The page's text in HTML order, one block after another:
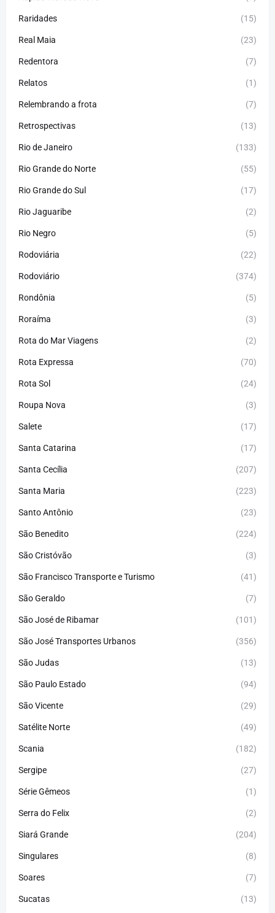
Raridades (15)
Real Maia (23)
Redentora (7)
Relatos (1)
Relembrando a frota (7)
Retrospectivas (13)
Rio de Janeiro (133)
Rio Grande do Norte (55)
Rio Grande do Sul (17)
Rio Jaguaribe (2)
Rio Negro (5)
Rodoviária (22)
Rodoviário (374)
Rondônia (5)
Roraíma (3)
Rota do Mar Viagens (2)
Rota Expressa (70)
Rota Sol (24)
Roupa Nova (3)
Salete (17)
Santa Catarina (17)
Santa Cecília (207)
Santa Maria (223)
Santo Antônio (23)
São Benedito (224)
São Cristóvão (3)
São Francisco Transporte e Turismo (41)
São Geraldo (7)
São José de Ribamar (101)
São José Transportes Urbanos (356)
São Judas (13)
São Paulo Estado (94)
São Vicente (29)
Satélite Norte (49)
Scania (182)
Sergipe (27)
Série Gêmeos (1)
Serra do Felix (2)
Siará Grande (204)
Singulares (8)
Soares (7)
Sucatas (13)